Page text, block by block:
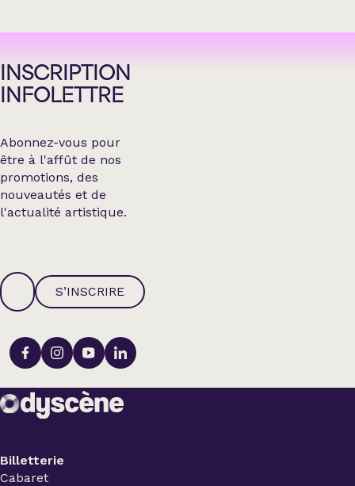
INSCRIPTION
INFOLETTRE
Abonnez-vous pour
être à l'affût de nos
promotions, des
nouveautés et de
l'actualité artistique.
S’INSCRIRE
Billetterie
Cabaret